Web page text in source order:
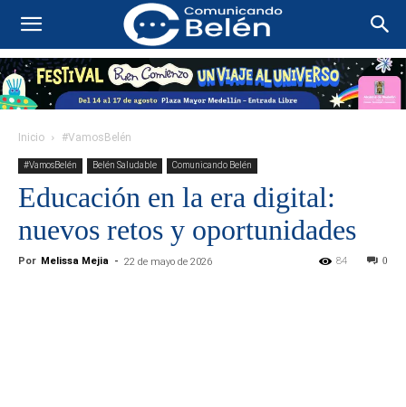
Inicio #VamosBelén
#VamosBelén Belén Saludable Comunicando Belén
Educación en la era digital:
nuevos retos y oportunidades
Por Melissa Mejia - 22 de mayo de 2026 0
84